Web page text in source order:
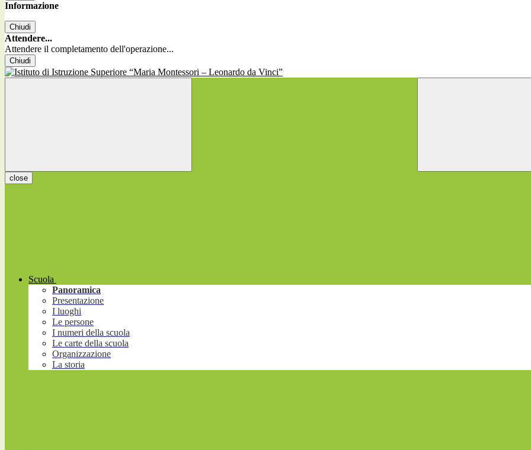
Informazione
Chiudi
Attendere...
Attendere il completamento dell'operazione...
Chiudi
close
Scuola
Panoramica
Presentazione
I luoghi
Le persone
I numeri della scuola
Le carte della scuola
Organizzazione
La storia